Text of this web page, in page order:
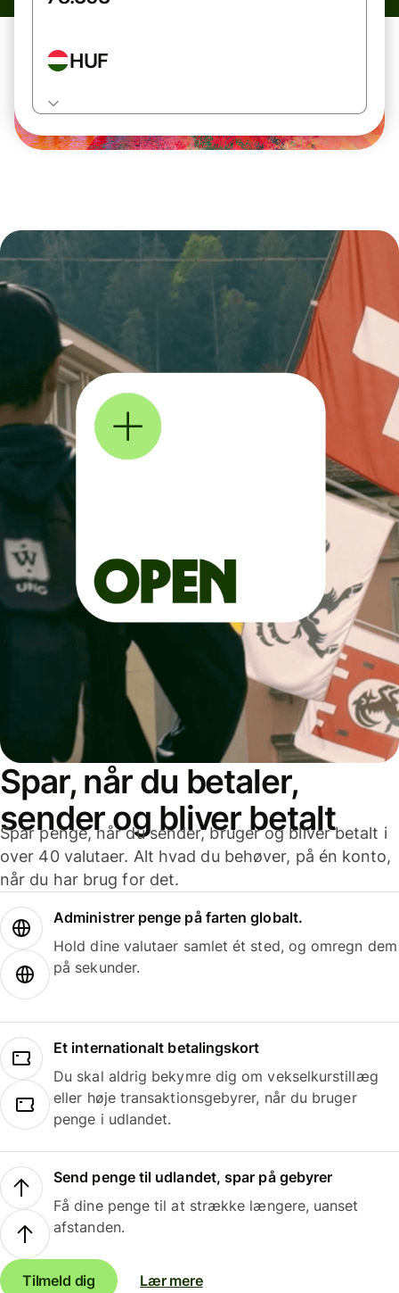
HUF
Spar, når du betaler,
sender og bliver betalt
Spar penge, når du sender, bruger og bliver betalt i
over 40 valutaer. Alt hvad du behøver, på én konto,
når du har brug for det.
Administrer penge på farten globalt.
Hold dine valutaer samlet ét sted, og omregn dem
på sekunder.
Et internationalt betalingskort
Du skal aldrig bekymre dig om vekselkurstillæg
eller høje transaktionsgebyrer, når du bruger
penge i udlandet.
Send penge til udlandet, spar på gebyrer
Få dine penge til at strække længere, uanset
afstanden.
Tilmeld dig Lær mere